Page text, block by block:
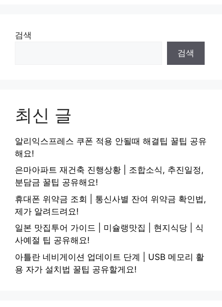
검색
검색
최신 글
알리익스프레스 쿠폰 적용 안될때 해결팁 꿀팁 공유
해요!
은마아파트 재건축 진행상황 | 조합소식, 추진일정,
분담금 꿀팁 공유해요!
휴대폰 위약금 조회 | 통신사별 잔여 위약금 확인법,
제가 알려드려요!
일본 맛집투어 가이드 | 미슐랭맛집 | 현지식당 | 식
사예절 팁 공유해요!
아틀란 네비게이션 업데이트 단계 | USB 메모리 활
용 자가 설치법 꿀팁 공유할게요!